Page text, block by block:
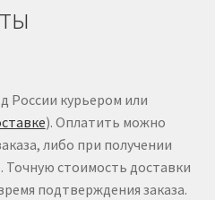
России курьером или
). Оплатить можно
либо при получении
Точную стоимость доставки
подтверждения заказа.